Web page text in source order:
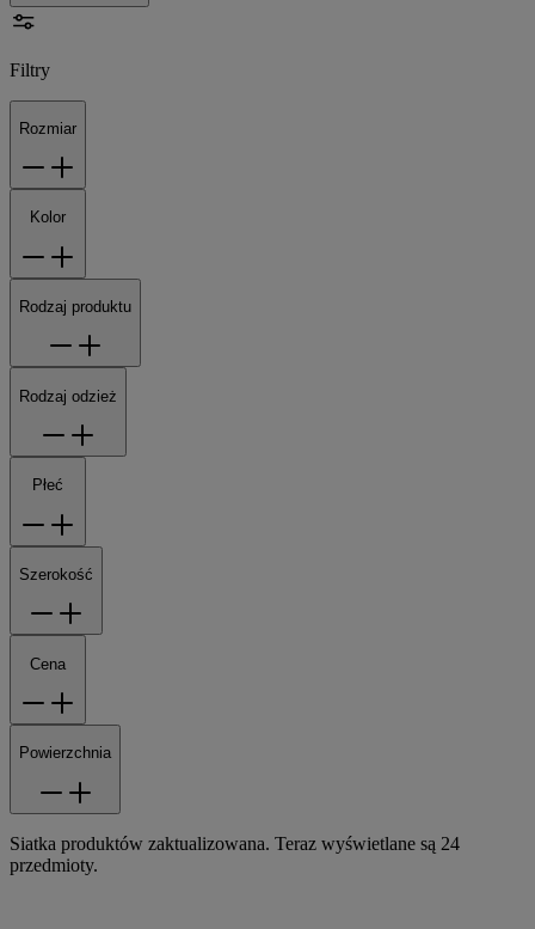
Filtry
Rozmiar
Kolor
Rodzaj produktu
Rodzaj odzież
Płeć
Szerokość
Cena
Powierzchnia
Siatka produktów zaktualizowana. Teraz wyświetlane są 24
przedmioty.